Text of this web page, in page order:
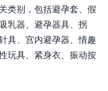
类别，包括避孕套、假
乳器、避孕器具、拐
具、宫内避孕器、情趣
玩具、紧身衣、振动按